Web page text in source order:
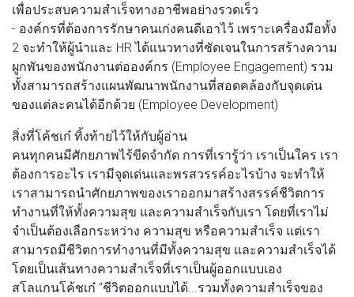
เพื่อประสบความสำเร็จทางอาชีพอย่างรวดเร็ว
- องค์กรที่ต้องการรักษาคนเก่งคนดีเอาไว้ เพราะเครื่องมือทั้ง
2 จะทำให้ผู้นำและ HR ได้แนวทางที่ชัดเจนในการสร้างความ
ผูกพันของพนักงานต่อองค์กร (Employee Engagement) รวม
ทั้งสามารถสร้างแผนพัฒนาพนักงานที่สอดคล้องกับจุดเด่น
ของแต่ละคนได้อีกด้วย (Employee Development)
สิ่งที่โค้ชเก๋ ทิ้งท้ายไว้ให้กับผู้อ่าน
คนทุกคนมีศักยภาพไร้ขีดจำกัด การที่เรารู้ว่า เราเป็นใคร เรา
ต้องการอะไร เรามีจุดเด่นและพรสวรรค์อะไรบ้าง จะทำให้
เราสามารถนำศักยภาพของเราออกมาสร้างสรรค์ชีวิตการ
ทำงานที่ให้ทั้งความสุข และความสำเร็จกับเรา โดยที่เราไม่
จำเป็นต้องเลือกระหว่าง ความสุข หรือความสำเร็จ แต่เรา
สามารถมีชีวิตการทำงานที่มีทั้งความสุข และความสำเร็จได้
โดยเป็นเส้นทางความสำเร็จที่เราเป็นผู้ออกแบบเอง
สโลแกนโค้ชเก๋ “ชีวิตออกแบบได้...รวมทั้งความสำเร็จของ